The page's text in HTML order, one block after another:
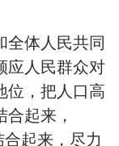
全体人民共同
应人民群众对
位，把人口高
起来，
起来，尽力